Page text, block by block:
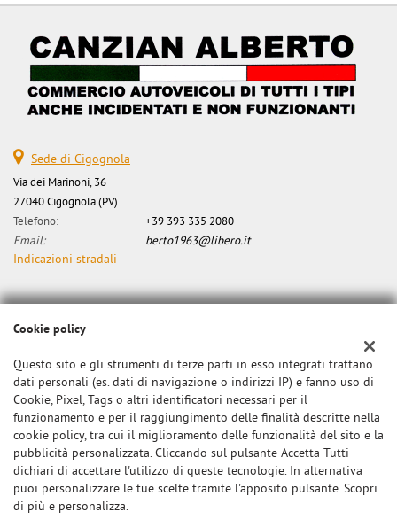
Sede di Cigognola
Via dei Marinoni, 36
27040 Cigognola (PV)
Telefono:
+39 393 335 2080
Email:
berto1963@libero.it
Indicazioni stradali
Dati fiscali:
Via dei Marinoni, 34, Cigognola (PV)
C.F/P.IVA:0000
Registro delle imprese: PV
Cookie policy
Questo sito e gli strumenti di terze parti in esso integrati trattano
dati personali (es. dati di navigazione o indirizzi IP) e fanno uso di
Cookie, Pixel, Tags o altri identificatori necessari per il
funzionamento e per il raggiungimento delle finalità descritte nella
cookie policy, tra cui il miglioramento delle funzionalità del sito e la
pubblicità personalizzata. Cliccando sul pulsante Accetta Tutti
dichiari di accettare l'utilizzo di queste tecnologie. In alternativa
puoi personalizzare le tue scelte tramite l'apposito pulsante. Scopri
di più e personalizza.